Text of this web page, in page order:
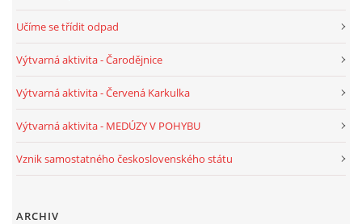
PÍSNĚ K TÉMATU PODZIM
Učíme se třídit odpad
Výtvarná aktivita - Čarodějnice
Výtvarná aktivita - Červená Karkulka
Výtvarná aktivita - MEDÚZY V POHYBU
Vznik samostatného československého státu
ARCHIV